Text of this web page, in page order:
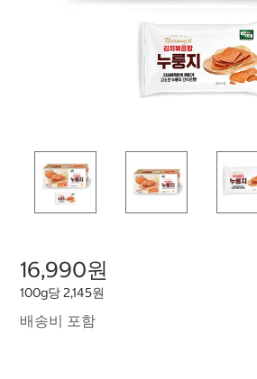
16,990원
100g당 2,145원
배송비 포함